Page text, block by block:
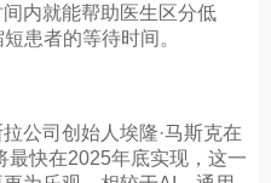
内就能帮助医生区分低
患者的等待时间。
司创始人埃隆·马斯克在
最快在2025年底实现，这一